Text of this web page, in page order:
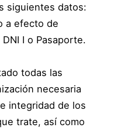
siguientes datos:
a efecto de
I o Pasaporte.
todas las
necesaria
integridad de los
trate, así como